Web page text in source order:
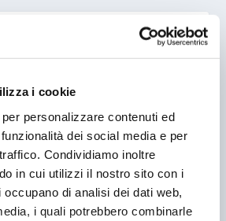
i cookie
personalizzare contenuti ed
dei social media e per
Condividiamo inoltre
in cui utilizzi il nostro sito con i
di analisi dei dati web,
i quali potrebbero combinarle